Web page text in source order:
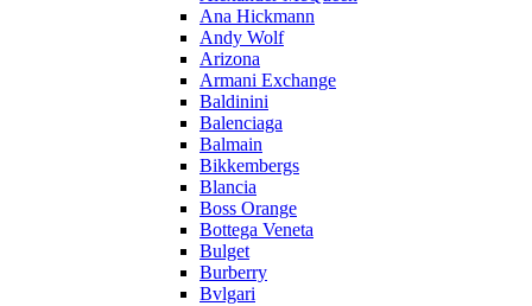
Ana Hickmann
Andy Wolf
Arizona
Armani Exchange
Baldinini
Balenciaga
Balmain
Bikkembergs
Blancia
Boss Orange
Bottega Veneta
Bulget
Burberry
Bvlgari